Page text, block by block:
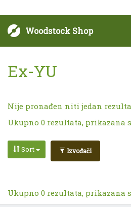
Woodstock Shop
Ex-YU
Nije pronađen niti jedan
Ukupno 0 rezultata, prikazana
Sort Izvođači
Ukupno 0 rezultata, prikazana